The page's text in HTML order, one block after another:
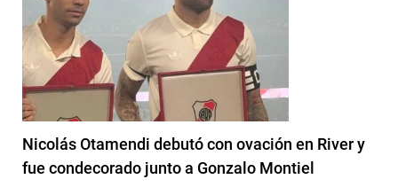
Nicolás Otamendi debutó con ovación en River y
fue condecorado junto a Gonzalo Montiel